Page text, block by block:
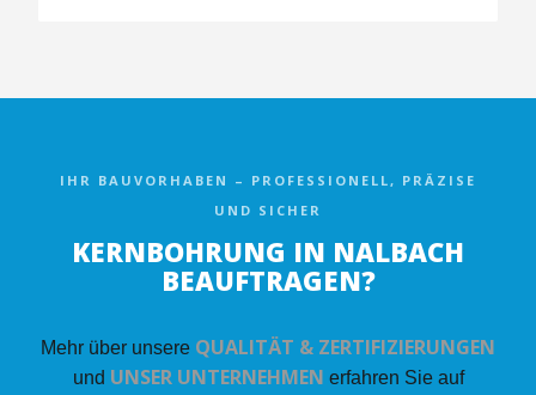
IHR BAUVORHABEN – PROFESSIONELL, PRÄZISE
UND SICHER
KERNBOHRUNG IN NALBACH
BEAUFTRAGEN?
Mehr über unsere QUALITÄT & ZERTIFIZIERUNGEN
und UNSER UNTERNEHMEN erfahren Sie auf